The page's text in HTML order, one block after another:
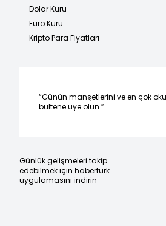
Dolar Kuru
Euro Kuru
Kripto Para Fiyatları
“Günün manşetlerini ve en çok
bültene üye olun.”
Günlük gelişmeleri takip
edebilmek için habertürk
uygulamasını indirin